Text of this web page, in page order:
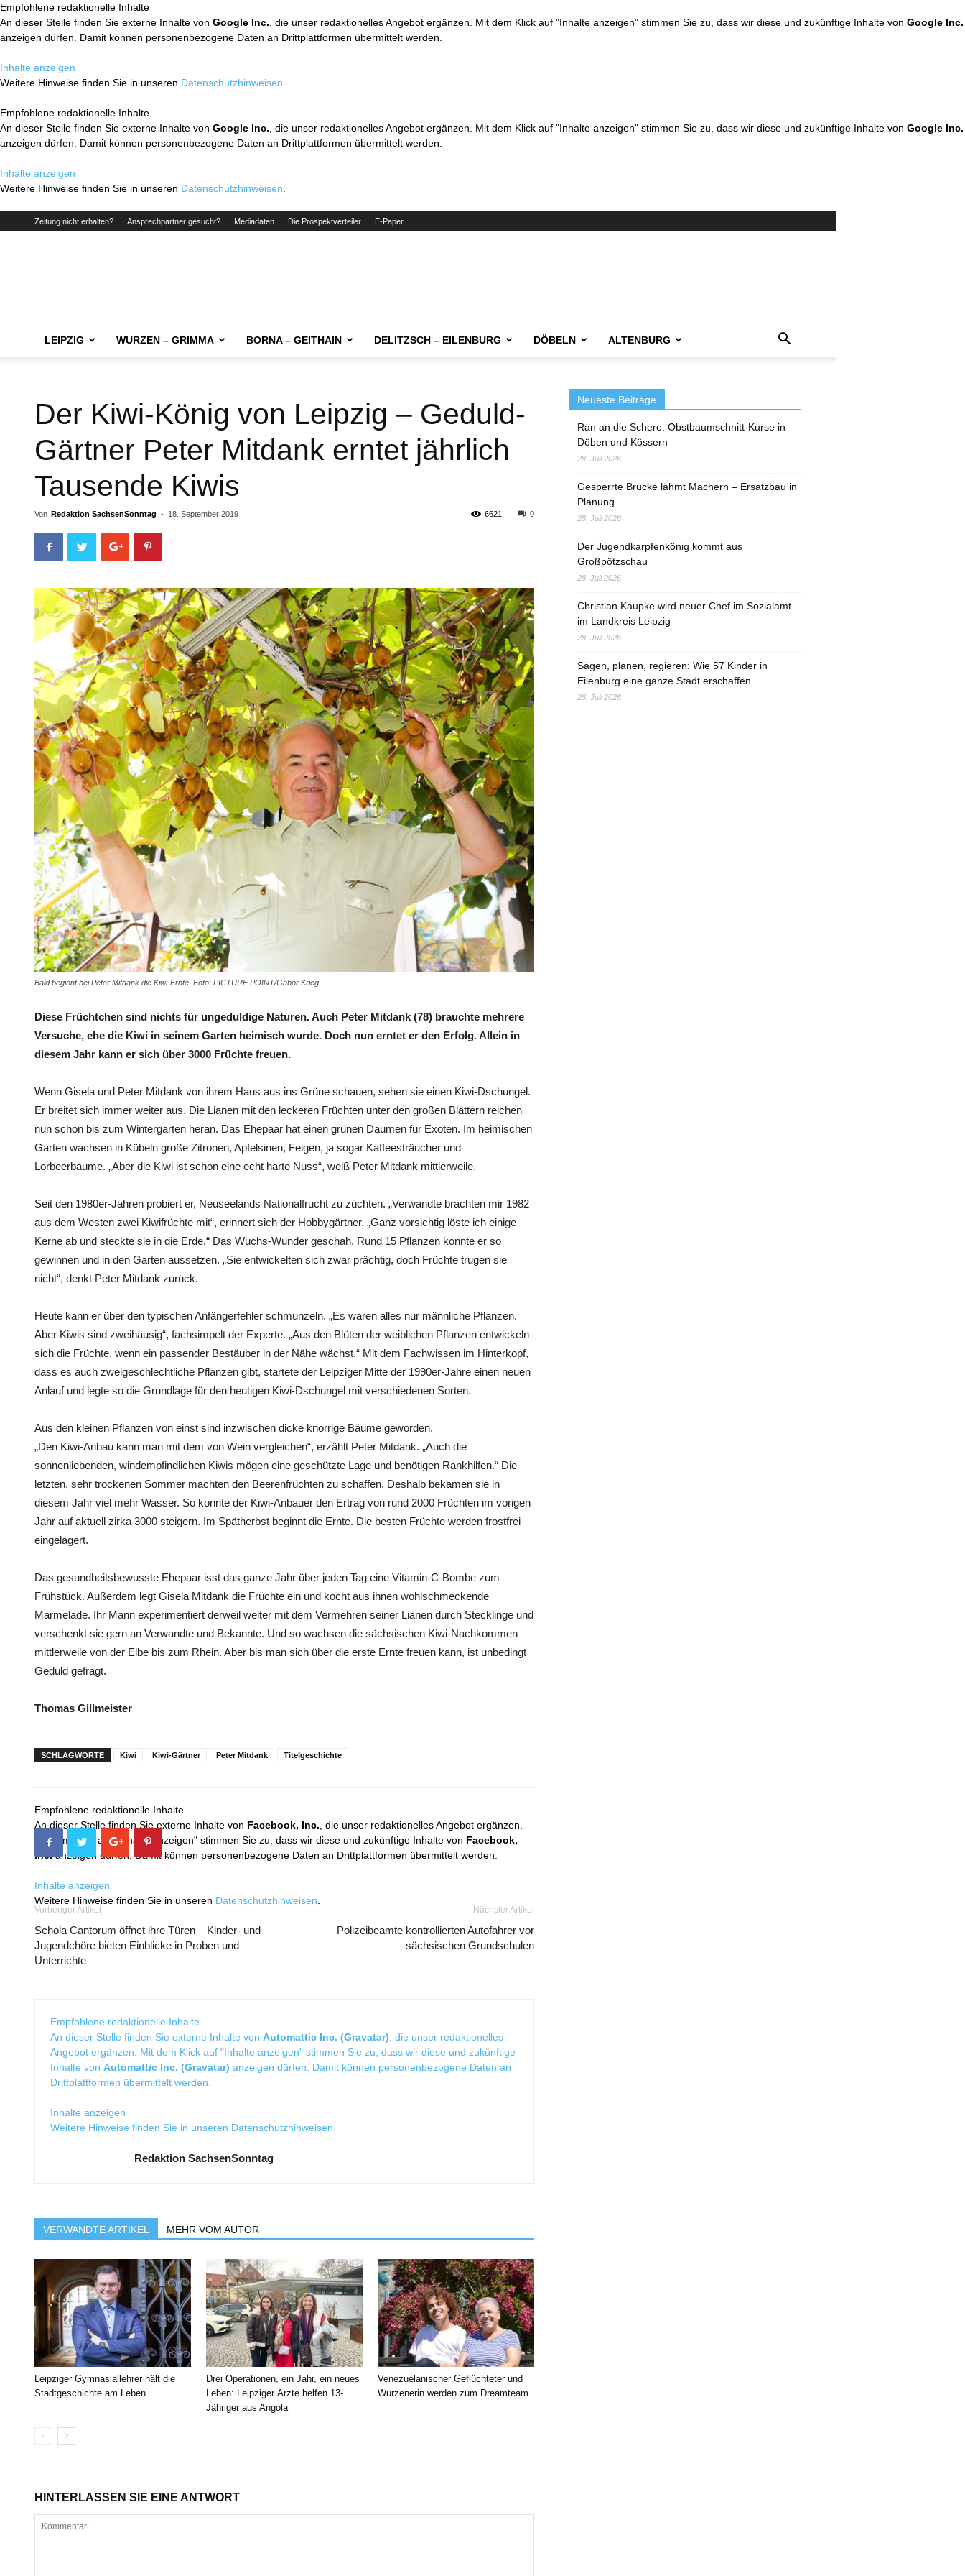
Empfohlene redaktionelle Inhalte
An dieser Stelle finden Sie externe Inhalte von Google Inc. , die unser redaktionelles Angebot ergänzen. Mit dem Klick auf "Inhalte anzeigen" stimmen Sie zu, dass wir diese und zukünftige Inhalte von Google Inc.
anzeigen dürfen. Damit können personenbezogene Daten an Drittplattformen übermittelt werden.
Inhalte anzeigen
Weitere Hinweise finden Sie in unseren Datenschutzhinweisen
Empfohlene redaktionelle Inhalte
An dieser Stelle finden Sie externe Inhalte von Google Inc. , die unser redaktionelles Angebot ergänzen. Mit dem Klick auf "Inhalte anzeigen" stimmen Sie zu, dass wir diese und zukünftige Inhalte von Google Inc.
anzeigen dürfen. Damit können personenbezogene Daten an Drittplattformen übermittelt werden.
Inhalte anzeigen
Weitere Hinweise finden Sie in unseren Datenschutzhinweisen
Zeitung nicht erhalten? Ansprechpartner gesucht? Mediadaten Die Prospektverteiler E-Paper
LEIPZIG WURZEN – GRIMMA BORNA – GEITHAIN DELITZSCH – EILENBURG DÖBELN ALTENBURG
Der Kiwi-König von Leipzig – Geduld-
Gärtner Peter Mitdank erntet jährlich
Tausende Kiwis
Von Redaktion SachsenSonntag - 18. September 2019 0
6621
Bald beginnt bei Peter Mitdank die Kiwi-Ernte. Foto: PICTURE POINT/Gabor Krieg
Diese Früchtchen sind nichts für ungeduldige Naturen. Auch Peter Mitdank (78) brauchte mehrere
Versuche, ehe die Kiwi in seinem Garten heimisch wurde. Doch nun erntet er den Erfolg. Allein in
diesem Jahr kann er sich über 3000 Früchte freuen.
Wenn Gisela und Peter Mitdank von ihrem Haus aus ins Grüne schauen, sehen sie einen Kiwi-Dschungel.
Er breitet sich immer weiter aus. Die Lianen mit den leckeren Früchten unter den großen Blättern reichen
nun schon bis zum Wintergarten heran. Das Ehepaar hat einen grünen Daumen für Exoten. Im heimischen
Garten wachsen in Kübeln große Zitronen, Apfelsinen, Feigen, ja sogar Kaffeesträucher und
Lorbeerbäume. „Aber die Kiwi ist schon eine echt harte Nuss“, weiß Peter Mitdank mittlerweile.
Seit den 1980er-Jahren probiert er, Neuseelands Nationalfrucht zu züchten. „Verwandte brachten mir 1982
aus dem Westen zwei Kiwifrüchte mit“, erinnert sich der Hobbygärtner. „Ganz vorsichtig löste ich einige
Kerne ab und steckte sie in die Erde.“ Das Wuchs-Wunder geschah. Rund 15 Pflanzen konnte er so
gewinnen und in den Garten aussetzen. „Sie entwickelten sich zwar prächtig, doch Früchte trugen sie
nicht“, denkt Peter Mitdank zurück.
Heute kann er über den typischen Anfängerfehler schmunzeln. „Es waren alles nur männliche Pflanzen.
Aber Kiwis sind zweihäusig“, fachsimpelt der Experte. „Aus den Blüten der weiblichen Pflanzen entwickeln
sich die Früchte, wenn ein passender Bestäuber in der Nähe wächst.“ Mit dem Fachwissen im Hinterkopf,
dass es auch zweigeschlechtliche Pflanzen gibt, startete der Leipziger Mitte der 1990er-Jahre einen neuen
Anlauf und legte so die Grundlage für den heutigen Kiwi-Dschungel mit verschiedenen Sorten.
Aus den kleinen Pflanzen von einst sind inzwischen dicke knorrige Bäume geworden.
„Den Kiwi-Anbau kann man mit dem von Wein vergleichen“, erzählt Peter Mitdank. „Auch die
sonnenliebenden, windempfindlichen Kiwis mögen eine geschützte Lage und benötigen Rankhilfen.“ Die
letzten, sehr trockenen Sommer machten den Beerenfrüchten zu schaffen. Deshalb bekamen sie in
diesem Jahr viel mehr Wasser. So konnte der Kiwi-Anbauer den Ertrag von rund 2000 Früchten im vorigen
Jahr auf aktuell zirka 3000 steigern. Im Spätherbst beginnt die Ernte. Die besten Früchte werden frostfrei
eingelagert.
Das gesundheitsbewusste Ehepaar isst das ganze Jahr über jeden Tag eine Vitamin-C-Bombe zum
Frühstück. Außerdem legt Gisela Mitdank die Früchte ein und kocht aus ihnen wohlschmeckende
Marmelade. Ihr Mann experimentiert derweil weiter mit dem Vermehren seiner Lianen durch Stecklinge und
verschenkt sie gern an Verwandte und Bekannte. Und so wachsen die sächsischen Kiwi-Nachkommen
mittlerweile von der Elbe bis zum Rhein. Aber bis man sich über die erste Ernte freuen kann, ist unbedingt
Geduld gefragt.
Thomas Gillmeister
SCHLAGWORTE Kiwi Kiwi-Gärtner Peter Mitdank Titelgeschichte
Empfohlene redaktionelle Inhalte
An dieser Stelle finden Sie externe Inhalte von Facebook, Inc. , die unser redaktionelles Angebot ergänzen.
Mit dem Klick auf "Inhalte anzeigen" stimmen Sie zu, dass wir diese und zukünftige Inhalte von Facebook,
Inc.anzeigen dürfen. Damit können personenbezogene Daten an Drittplattformen übermittelt werden.
Inhalte anzeigen
Weitere Hinweise finden Sie in unseren Datenschutzhinweisen
Vorheriger Artikel
Schola Cantorum öffnet ihre Türen – Kinder- und
Jugendchöre bieten Einblicke in Proben und
Unterrichte
Nächster Artikel
Polizeibeamte kontrollierten Autofahrer vor
sächsischen Grundschulen
Empfohlene redaktionelle Inhalte
An dieser Stelle finden Sie externe Inhalte von Automattic Inc. (Gravatar) , die unser redaktionelles
Angebot ergänzen. Mit dem Klick auf "Inhalte anzeigen" stimmen Sie zu, dass wir diese und zukünftige
Inhalte von Automattic Inc. (Gravatar) anzeigen dürfen. Damit können personenbezogene Daten an
Drittplattformen übermittelt werden.
Inhalte anzeigen
Weitere Hinweise finden Sie in unseren Datenschutzhinweisen
Redaktion SachsenSonntag
VERWANDTE ARTIKEL MEHR VOM AUTOR
Leipziger Gymnasiallehrer hält die
Stadtgeschichte am Leben
Drei Operationen, ein Jahr, ein neues
Leben: Leipziger Ärzte helfen 13-
Jähriger aus Angola
Venezuelanischer Geflüchteter und
Wurzenerin werden zum Dreamteam
HINTERLASSEN SIE EINE ANTWORT
Neueste Beiträge
Ran an die Schere: Obstbaumschnitt-Kurse in
Döben und Kössern
28. Juli 2026
Gesperrte Brücke lähmt Machern – Ersatzbau in
Planung
28. Juli 2026
Der Jugendkarpfenkönig kommt aus
Großpötzschau
28. Juli 2026
Christian Kaupke wird neuer Chef im Sozialamt
im Landkreis Leipzig
28. Juli 2026
Sägen, planen, regieren: Wie 57 Kinder in
Eilenburg eine ganze Stadt erschaffen
28. Juli 2026